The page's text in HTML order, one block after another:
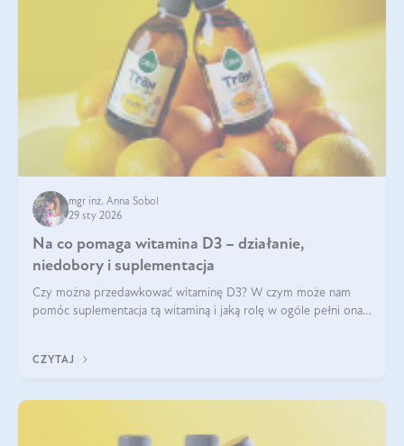
mgr inż. Anna Sobol
29 sty 2026
Na co pomaga witamina D3 – działanie,
niedobory i suplementacja
Czy można przedawkować witaminę D3? W czym może nam
pomóc suplementacja tą witaminą i jaką rolę w ogóle pełni ona
robić?
CZYTAJ